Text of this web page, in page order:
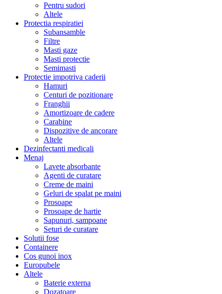
Pentru sudori
Altele
Protectia respiratiei
Subansamble
Filtre
Masti gaze
Masti protectie
Semimasti
Protectie impotriva caderii
Hamuri
Centuri de pozitionare
Franghii
Amortizoare de cadere
Carabine
Dispozitive de ancorare
Altele
Dezinfectanti medicali
Menaj
Lavete absorbante
Agenti de curatare
Creme de maini
Geluri de spalat pe maini
Prosoape
Prosoape de hartie
Sapunuri, sampoane
Seturi de curatare
Solutii fose
Containere
Cos gunoi inox
Europubele
Altele
Baterie externa
Dozatoare